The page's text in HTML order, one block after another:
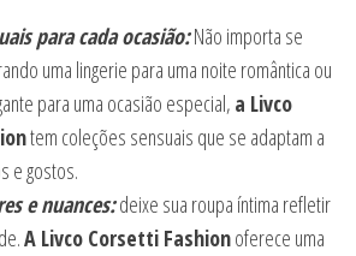
para cada ocasião:Não importa se
uma lingerie para uma noite romântica ou
para uma ocasião especial, a Livco
tem coleções sensuais que se adaptam a
e gostos.
e nuances:deixe sua roupa íntima refletir
A Livco Corsetti Fashionoferece uma